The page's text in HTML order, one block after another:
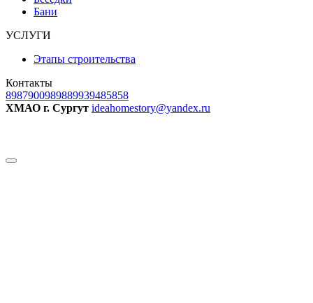
Бани
УСЛУГИ
Этапы строительства
Контакты
8987900989889939485858
ХМАО г. Сургут ideahomestory@yandex.ru